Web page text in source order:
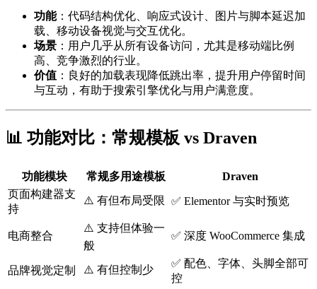
功能：代码结构优化、响应式设计、图片与脚本延迟加
载、移动设备视觉与交互优化。
场景 ：用户几乎从所有设备访问，尤其是移动端比例
高、竞争激烈的行业。
价值 ：良好的加载表现降低跳出率，提升用户停留时间
与互动，有助于搜索引擎优化与用户满意度。
📊 功能对比：常规模板 vs Draven
功能模块 常规多用途模板
Draven
页面构建器支
持
⚠️ 有但布局受限 ✅ Elementor 与实时预览
电商整合
⚠️ 支持但体验一
般
✅ 深度 WooCommerce 集成
品牌视觉定制 ⚠️ 有但控制少
✅ 配色、字体、头脚全部可
控